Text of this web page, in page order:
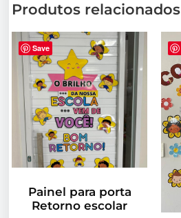
Produtos relacionados
Save
Painel para porta
Retorno escolar